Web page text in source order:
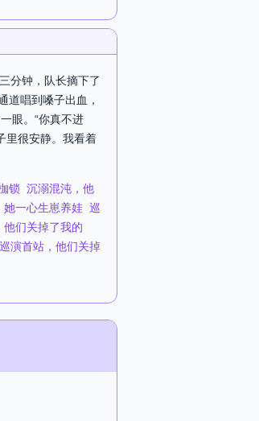
分钟，队长摘下了
道唱到嗓子出血，
眼。“你真不进
里很安静。我看着
锁 沉溺混沌，他
她一心生崽养娃 巡
他们关掉了我的
巡演首站，他们关掉